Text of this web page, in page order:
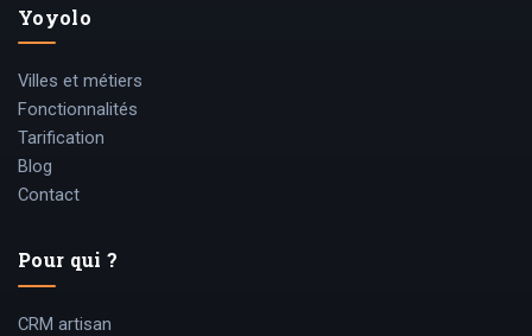
Yoyolo
Villes et métiers
Fonctionnalités
Tarification
Blog
Contact
Pour qui ?
CRM artisan